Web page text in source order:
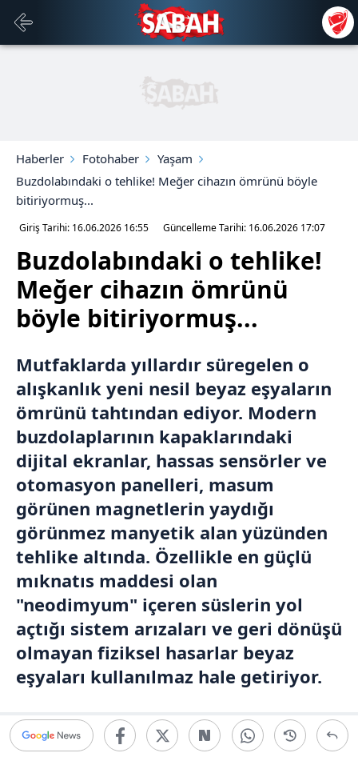
Haberler Fotohaber
Yaşam
Buzdolabındaki o tehlike! Meğer cihazın ömrünü böyle
bitiriyormuş...
Giriş Tarihi: 16.06.2026 16:55 Güncelleme Tarihi: 16.06.2026 17:07
Buzdolabındaki o tehlike!
Meğer cihazın ömrünü
böyle bitiriyormuş...
Mutfaklarda yıllardır süregelen o
alışkanlık yeni nesil beyaz eşyaların
ömrünü tahtından ediyor. Modern
buzdolaplarının kapaklarındaki
dijital ekranlar, hassas sensörler ve
otomasyon panelleri, masum
görünen magnetlerin yaydığı
görünmez manyetik alan yüzünden
tehlike altında. Özellikle en güçlü
mıknatıs maddesi olan
"neodimyum" içeren süslerin yol
açtığı sistem arızaları ve geri dönüşü
olmayan fiziksel hasarlar beyaz
eşyaları kullanılmaz hale getiriyor.